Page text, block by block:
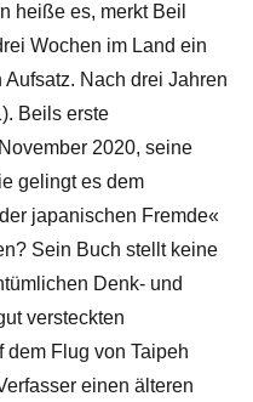
heiße es, merkt Beil
Wochen im Land ein
Nach drei Jahren
Beils erste
2020, seine
gelingt es dem
japanischen Fremde«
Sein Buch stellt keine
Denk- und
versteckten
Flug von Taipeh
einen älteren